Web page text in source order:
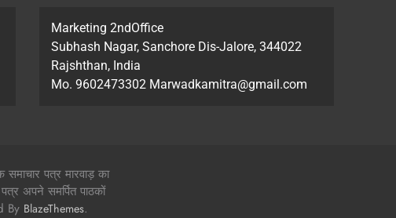
Marketing 2ndOffice
Subhash Nagar, Sanchore Dis-Jalore, 344022
Rajshthan, India
Mo. 9602473302 Marwadkamitra@gmail.com
पत्र मारवाड़ का
अपने समर्पित पाठकों
By BlazeThemes.